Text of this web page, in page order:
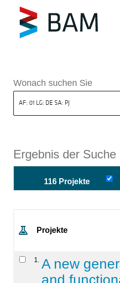
BAM
Wonach suchen Sie
Ergebnis der Suche
116 Projekte
Projekte
1
A new
and